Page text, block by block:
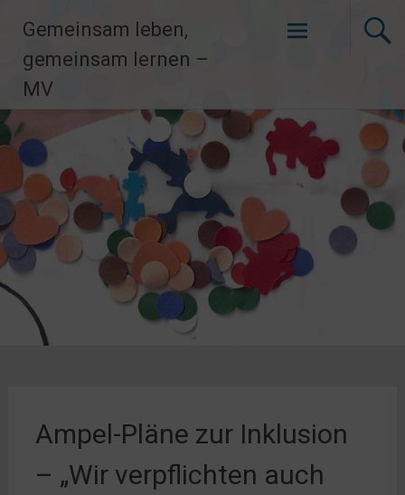
Inhalt
springen
Gemeinsam leben,
gemeinsam lernen –
MV
Ampel-Pläne zur Inklusion
– „Wir verpflichten auch